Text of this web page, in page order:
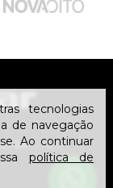
LTDA| CNPJ:
tecnologias
de navegação
Ao continuar
política de